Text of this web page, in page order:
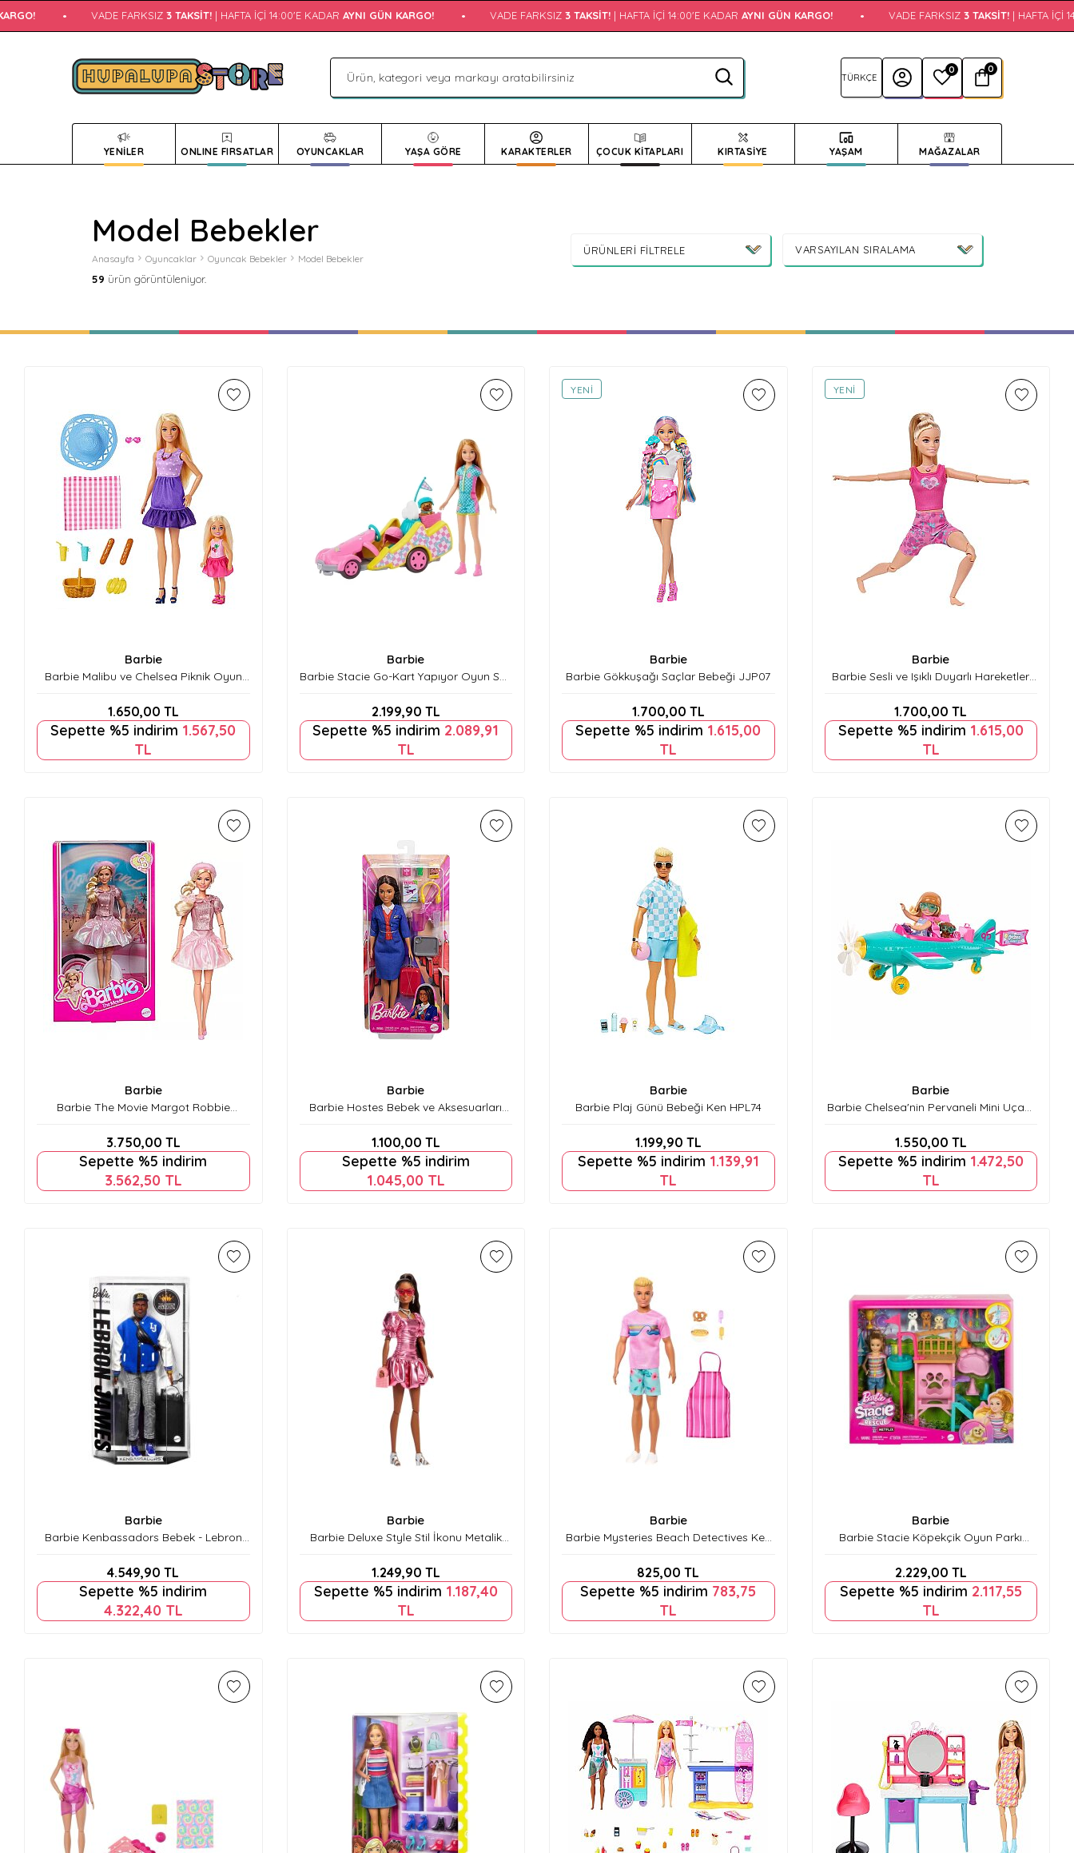
VADE FARKSIZ 3 TAKSIT! | HAFTA İÇI 14:00'E KADAR AYNI GÜN KARGO! VADE FARKSIZ 3 TAKSIT! | HAFTA İÇI 14:00'E KADAR AYNI GÜN KARGO! VADE FARKSIZ 3 TAKSIT! | HAFTA İÇI
0 0
YENİLER ONLINE FIRSATLAR OYUNCAKLAR YAŞA GÖRE KARAKTERLER ÇOCUK KİTAPLARI KIRTASİYE YAŞAM MAĞAZALAR
Model Bebekler
Anasayfa Oyuncaklar Oyuncak Bebekler Model Bebekler
59 ürün görüntüleniyor.
ÜRÜNLERI FILTRELE
Barbie
Barbie Malibu ve Chelsea Piknik Oyun
1.650,00 TL
Sepette %5 indirim 1.567,50
TL
Barbie
Barbie Stacie Go-Kart Yapıyor Oyun Seti
2.199,90 TL
Sepette %5 indirim 2.089,91
TL
YENI
Barbie
Barbie Gökkuşağı Saçlar Bebeği JJP07
1.700,00 TL
Sepette %5 indirim 1.615,00
TL
YENI
Barbie
Barbie Sesli ve Işıklı Duyarlı Hareketler
1.700,00 TL
Sepette %5 indirim 1.615,00
TL
Barbie
Barbie The Movie Margot Robbie
3.750,00 TL
Sepette %5 indirim
3.562,50 TL
Barbie
Barbie Hostes Bebek ve Aksesuarları
1.100,00 TL
Sepette %5 indirim
1.045,00 TL
Barbie
Barbie Plaj Günü Bebeği Ken HPL74
1.199,90 TL
Sepette %5 indirim 1.139,91
TL
Barbie
Barbie Chelsea'nin Pervaneli Mini Uçağı
1.550,00 TL
Sepette %5 indirim 1.472,50
TL
Barbie
Barbie Kenbassadors Bebek - Lebron
4.549,90 TL
Sepette %5 indirim
4.322,40 TL
Barbie
Barbie Deluxe Style Stil İkonu Metalik
1.249,90 TL
Sepette %5 indirim 1.187,40
TL
Barbie
Barbie Mysteries Beach Detectives Ken
825,00 TL
Sepette %5 indirim 783,75
TL
Barbie
Barbie Stacie Köpekçik Oyun Parkı
2.229,00 TL
Sepette %5 indirim 2.117,55
TL